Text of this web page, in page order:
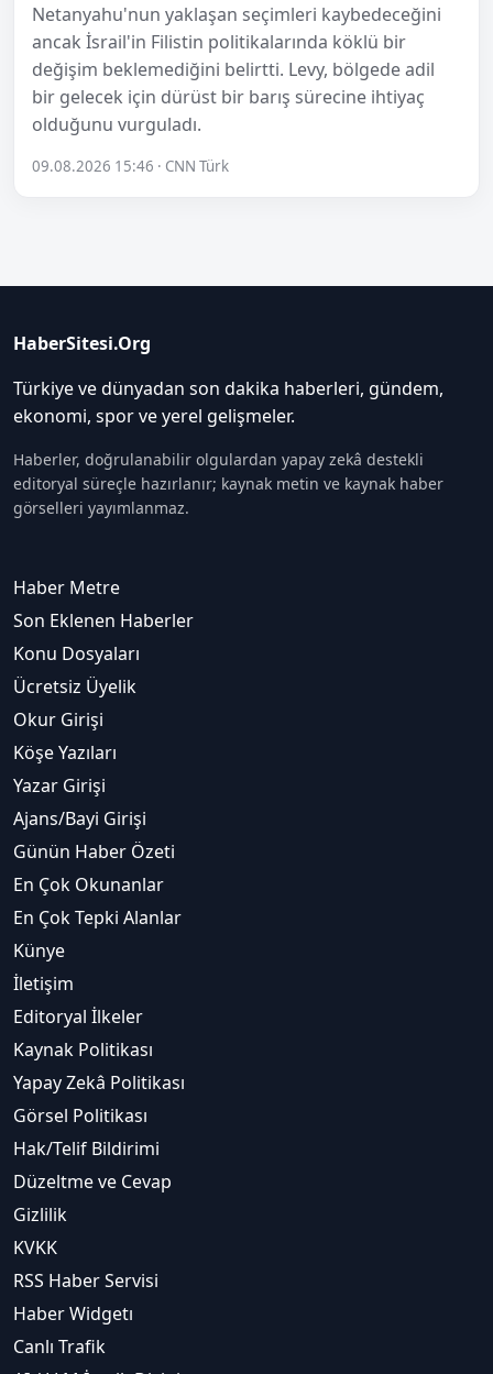
Netanyahu'nun yaklaşan seçimleri kaybedeceğini
ancak İsrail'in Filistin politikalarında köklü bir
değişim beklemediğini belirtti. Levy, bölgede adil
bir gelecek için dürüst bir barış sürecine ihtiyaç
olduğunu vurguladı.
09.08.2026 15:46 · CNN Türk
HaberSitesi.Org
Türkiye ve dünyadan son dakika haberleri, gündem,
ekonomi, spor ve yerel gelişmeler.
Haberler, doğrulanabilir olgulardan yapay zekâ destekli
editoryal süreçle hazırlanır; kaynak metin ve kaynak haber
görselleri yayımlanmaz.
Haber Metre
Son Eklenen Haberler
Konu Dosyaları
Ücretsiz Üyelik
Okur Girişi
Köşe Yazıları
Yazar Girişi
Ajans/Bayi Girişi
Günün Haber Özeti
En Çok Okunanlar
En Çok Tepki Alanlar
Künye
İletişim
Editoryal İlkeler
Kaynak Politikası
Yapay Zekâ Politikası
Görsel Politikası
Hak/Telif Bildirimi
Düzeltme ve Cevap
Gizlilik
KVKK
RSS Haber Servisi
Haber Widgetı
Canlı Trafik